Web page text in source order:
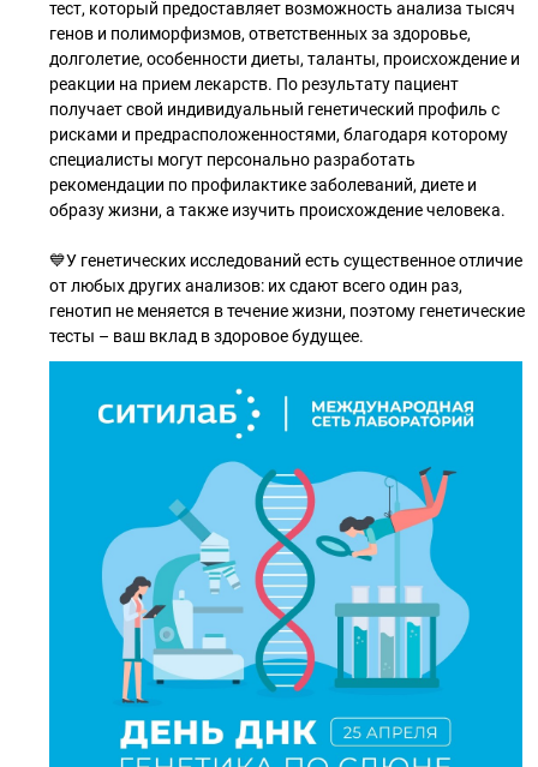
тест, который предоставляет возможность анализа тысяч
генов и полиморфизмов, ответственных за здоровье,
долголетие, особенности диеты, таланты, происхождение и
реакции на прием лекарств. По результату пациент
получает свой индивидуальный генетический профиль с
рисками и предрасположенностями, благодаря которому
специалисты могут персонально разработать
рекомендации по профилактике заболеваний, диете и
образу жизни, а также изучить происхождение человека.
💙У генетических исследований есть существенное отличие
от любых других анализов: их сдают всего один раз,
генотип не меняется в течение жизни, поэтому генетические
тесты – ваш вклад в здоровое будущее.